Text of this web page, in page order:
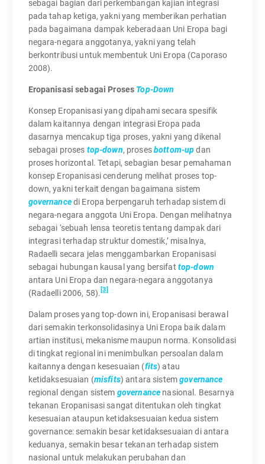
sebagai bagian dari perkembangan kajian integrasi
pada tahap ketiga, yakni yang memberikan perhatian
pada bagaimana dampak keberadaan Uni Eropa bagi
negara-negara anggotanya, yakni yang telah
berkontribusi untuk membentuk Uni Eropa (Caporaso
2008).
Eropanisasi sebagai Proses Top-Down
Konsep Eropanisasi yang dipahami secara spesifik
dalam kaitannya dengan integrasi Eropa pada
dasarnya mencakup tiga proses, yakni yang dikenal
sebagai proses top-down, prosesbottom-updan
proses horizontal. Tetapi, sebagian besar pemahaman
konsep Eropanisasi cenderung melihat proses top-
down, yakni terkait dengan bagaimana sistem
governancedi Eropa berpengaruh terhadap sistem di
negara-negara anggota Uni Eropa. Dengan melihatnya
sebagai ‘sebuah lensa teoretis tentang dampak dari
integrasi terhadap struktur domestik,’ misalnya,
Radaelli secara jelas menggambarkan Eropanisasi
sebagai hubungan kausal yang bersifat top-down
antara Uni Eropa dan negara-negara anggotanya
(Radaelli 2006, 58).[3]
Dalam proses yang top-down ini, Eropanisasi berawal
dari semakin terkonsolidasinya Uni Eropa baik dalam
artian institusi, mekanisme maupun norma. Konsolidasi
di tingkat regional ini menimbulkan persoalan dalam
kaitannya dengan kesesuaian (fits) atau
ketidaksesuaian (misfits) antara sistemgovernance
regional dengan sistem governance nasional. Besarnya
tekanan Eropanisasi sangat ditentukan oleh tingkat
kesesuaian ataupun ketidaksesuaian kedua sistem
governance: semakin besar ketidaksesuaian di antara
keduanya, semakin besar tekanan terhadap sistem
nasional untuk melakukan perubahan dan